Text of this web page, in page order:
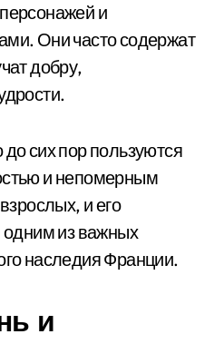
и
Они часто содержат
добру,
сих пор пользуются
и непомерным
и его
одним из важных
наследия Франции.
и